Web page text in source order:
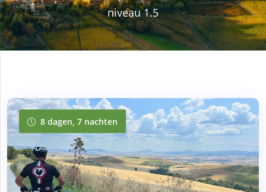
niveau 1.5
8 dagen, 7 nachten
8 dagen, 7 nachten